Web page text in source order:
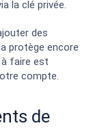
la clé privée.
des
protège encore
faire est
compte.
de